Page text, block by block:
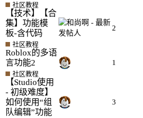
社区教程
【技术】【合
集】功能模
板-含代码
社区教程
2
Roblox的多语
言功能2
社区教程
1
【Studio使用
- 初级难度】
如何使用“组
队编辑”功能
3